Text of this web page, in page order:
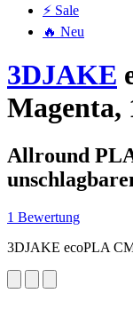
⚡ Sale
🔥 Neu
3DJAKE
Magenta,
Allround
1 Bewertung
3DJAKE ecoPLA